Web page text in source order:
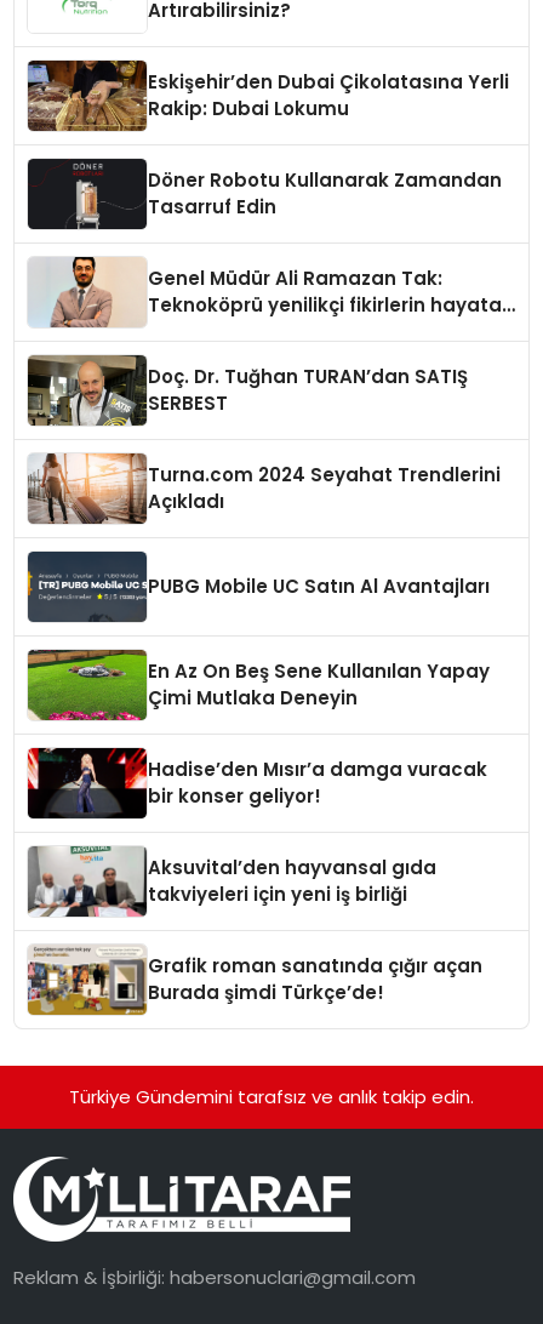
Artırabilirsiniz?
Eskişehir’den Dubai Çikolatasına Yerli
Rakip: Dubai Lokumu
Döner Robotu Kullanarak Zamandan
Tasarruf Edin
Genel Müdür Ali Ramazan Tak:
Teknoköprü yenilikçi fikirlerin hayata
Doç. Dr. Tuğhan TURAN’dan SATIŞ
SERBEST
Turna.com 2024 Seyahat Trendlerini
Açıkladı
PUBG Mobile UC Satın Al Avantajları
En Az On Beş Sene Kullanılan Yapay
Çimi Mutlaka Deneyin
Hadise’den Mısır’a damga vuracak
bir konser geliyor!
Aksuvital’den hayvansal gıda
takviyeleri için yeni iş birliği
Grafik roman sanatında çığır açan
Burada şimdi Türkçe’de!
Türkiye Gündemini tarafsız ve anlık takip edin.
Reklam & İşbirliği:habersonuclari@gmail.com